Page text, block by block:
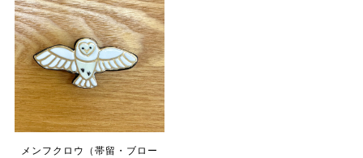
メンフクロウ（帯留・ブロー